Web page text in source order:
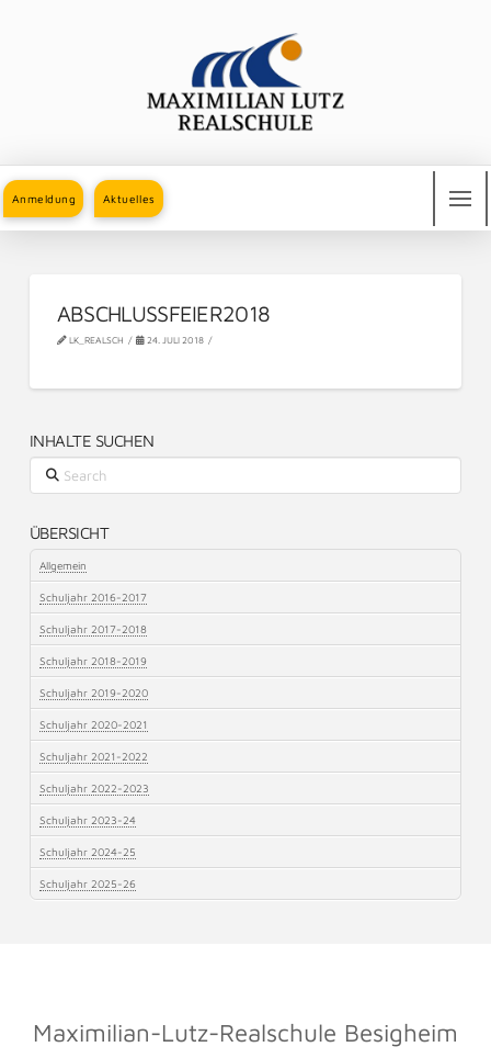
Anmeldung Aktuelles
ABSCHLUSSFEIER2018
LK_REALSCH 24. JULI 2018
INHALTE SUCHEN
ÜBERSICHT
Allgemein
Schuljahr 2016-2017
Schuljahr 2017-2018
Schuljahr 2018-2019
Schuljahr 2019-2020
Schuljahr 2020-2021
Schuljahr 2021-2022
Schuljahr 2022-2023
Schuljahr 2023-24
Schuljahr 2024-25
Schuljahr 2025-26
Maximilian-Lutz-Realschule Besigheim